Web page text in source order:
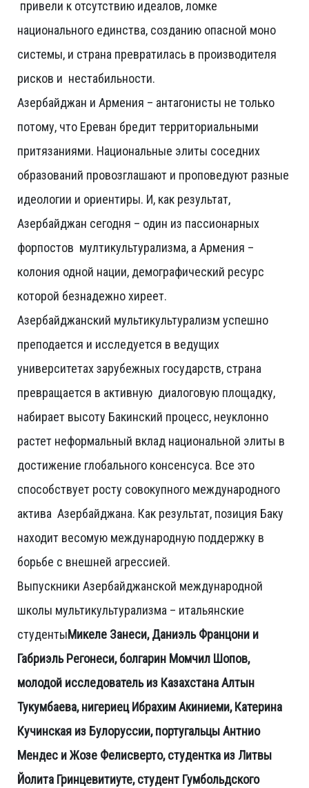
привели к отсутствию идеалов, ломке
национального единства, созданию опасной моно
системы, и страна превратилась в производителя
рисков и нестабильности.
Азербайджан и Армения – антагонисты не только
потому, что Ереван бредит территориальными
притязаниями. Национальные элиты соседних
образований провозглашают и проповедуют разные
идеологии и ориентиры. И, как результат,
Азербайджан сегодня – один из пассионарных
форпостов мултикультурализма, а Армения –
колония одной нации, демографический ресурс
которой безнадежно хиреет.
Азербайджанский мультикультурализм успешно
преподается и исследуется в ведущих
университетах зарубежных государств, страна
превращается в активную диалоговую площадку,
набирает высоту Бакинский процесс, неуклонно
растет неформальный вклад национальной элиты в
достижение глобального консенсуса. Все это
способствует росту совокупного международного
актива Азербайджана. Как результат, позиция Баку
находит весомую международную поддержку в
борьбе с внешней агрессией.
Выпускники Азербайджанской международной
школы мультикультурализма – итальянские
студентыМикеле Занеси, Даниэль Францони и
Габриэль Регонеси, болгарин Момчил Шопов,
молодой исследователь из Казахстана Алтын
Тукумбаева, нигериец Ибрахим Акиниеми, Катерина
Кучинская из Булоруссии, португальцы Антнио
Мендес и Жозе Фелисверто, студентка из Литвы
Йолита Гринцевитиуте, студент Гумбольдского